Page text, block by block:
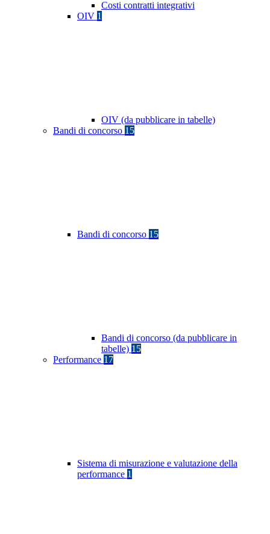
Costi contratti integrativi
OIV 1
OIV (da pubblicare in tabelle)
Bandi di concorso 15
Bandi di concorso 15
Bandi di concorso (da pubblicare in
tabelle) 15
Performance 17
Sistema di misurazione e valutazione della
performance 1